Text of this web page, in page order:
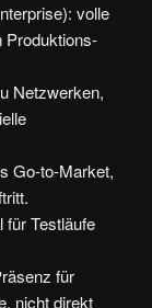
volle
Produktions-
Netzwerken,
Go-to-Market,
für Testläufe
für
nicht direkt